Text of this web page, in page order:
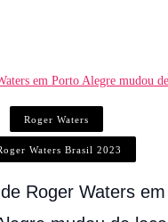
Roger Waters
Waters Brasil 2023
Roger Waters em